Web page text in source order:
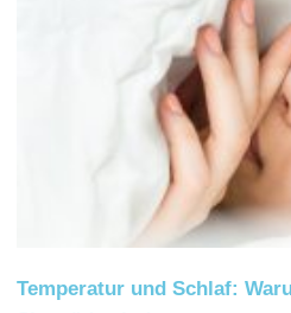
Temperatur und Schlaf: